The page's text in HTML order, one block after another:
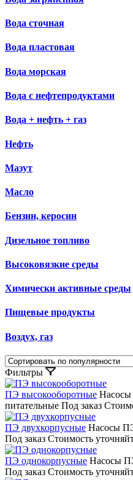
Вода сточная
Вода пластовая
Вода морская
Вода с нефтепродуктами
Вода + нефть + газ
Нефть
Мазут
Масло
Бензин, керосин
Дизельное топливо
Высоковязкие среды
Химически активные среды
Пищевые продукты
Воздух, газ
Фильтры
ПЭ высокооборотные
питательные Под заказ
ПЭ двухкорпусные Насосы
Под заказ Стоимость
ПЭ однокорпусные Насосы
Под заказ Стоимость